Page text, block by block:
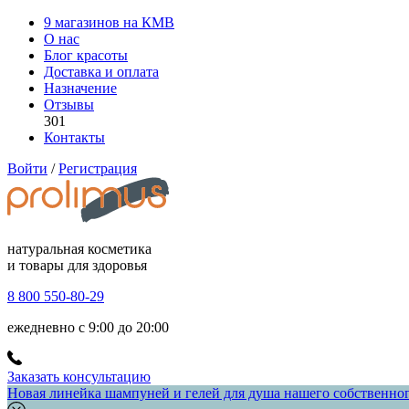
9 магазинов на КМВ
О нас
Блог красоты
Доставка и оплата
Назначение
Отзывы
301
Контакты
Войти / Регистрация
натуральная косметика
и товары для здоровья
8 800 550-80-29
ежедневно с 9:00 до 20:00
Заказать консультацию
Новая линейка шампуней и гелей для душа нашего